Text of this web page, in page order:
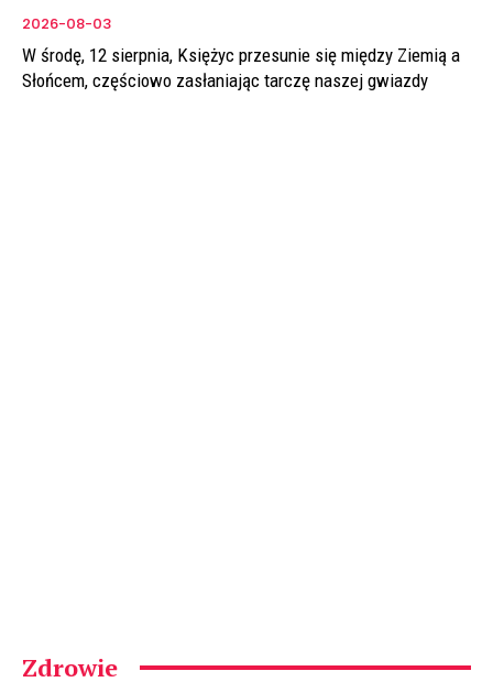
2026-08-03
W środę, 12 sierpnia, Księżyc przesunie się między Ziemią a
Słońcem, częściowo zasłaniając tarczę naszej gwiazdy
Zdrowie